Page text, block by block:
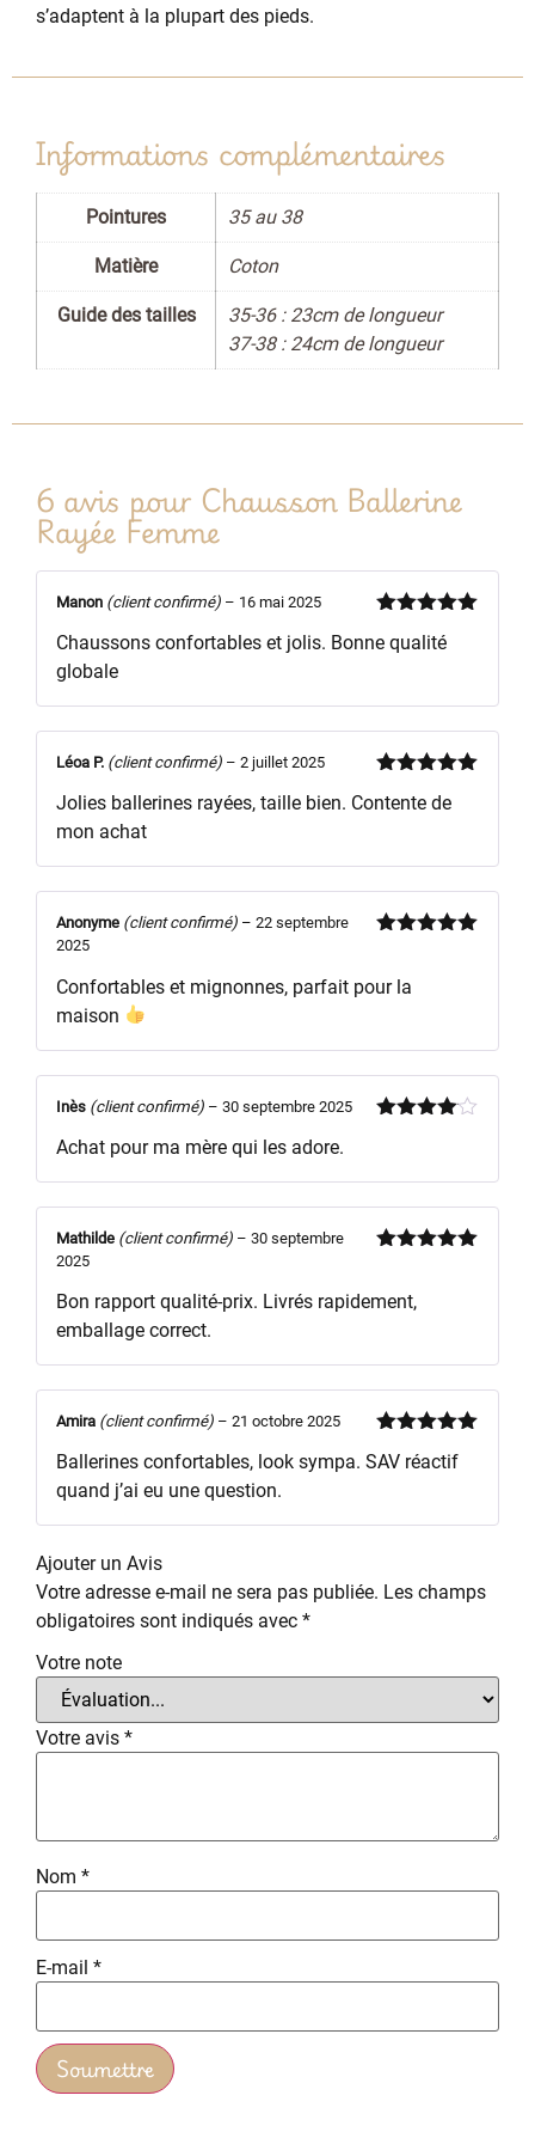
s’adaptent à la plupart des pieds.
Informations complémentaires
Pointures 35 au 38
Matière Coton
Guide des tailles
35-36 : 23cm de longueur
37-38 : 24cm de longueur
6 avis pour Chausson Ballerine
Rayée Femme
5
Manon (client confirmé) – 16 mai 2025
Chaussons confortables et jolis. Bonne qualité
globale
5
Léoa P. (client confirmé) – 2 juillet 2025
Jolies ballerines rayées, taille bien. Contente de
mon achat
Anonyme (client confirmé) – 22 septembre
2025
Confortables et mignonnes, parfait pour la
maison
Inès (client confirmé) – 30 septembre 2025
Achat pour ma mère qui les adore.
Mathilde (client confirmé) – 30 septembre
2025
Bon rapport qualité-prix. Livrés rapidement,
emballage correct.
5
Amira (client confirmé) – 21 octobre 2025
Ballerines confortables, look sympa. SAV réactif
quand j’ai eu une question.
Ajouter un Avis
Votre adresse e-mail ne sera pas publiée. Les champs
obligatoires sont indiqués avec *
Votre note
Votre avis *
Nom *
E-mail *